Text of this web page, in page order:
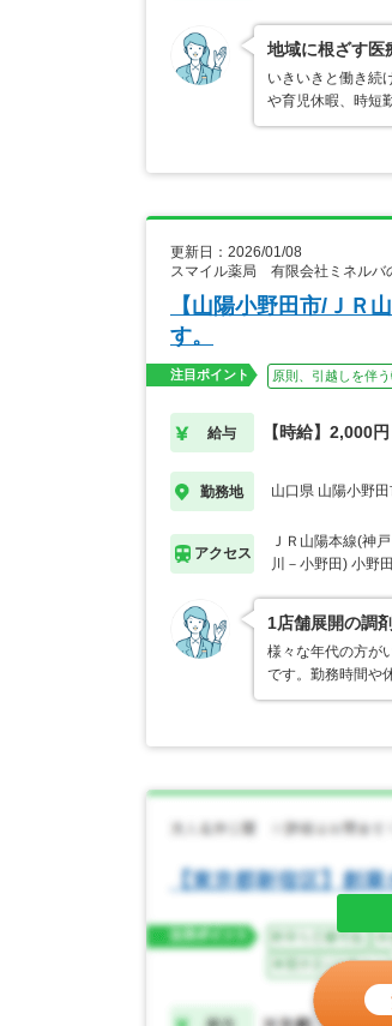
地域に根ざす医
いきいきと働き続
や育児休暇、時短
更新日：2026/01/08
スマイル薬局 有限会社ミネルバ
【山陽小野田市/ＪＲ
す。
注目ポイント 原則、引越しを伴
給与 【時給】2,000
勤務地 山口県 山陽小野
アクセス
ＪＲ山陽本線(神
川－小野田) 小野
1店舗展開の調
様々な年代の方が
です。勤務時間や